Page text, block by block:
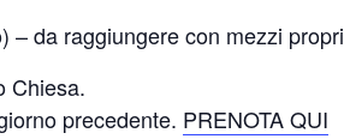
– da raggiungere con mezzi propri
Chiesa.
precedente. PRENOTA QUI